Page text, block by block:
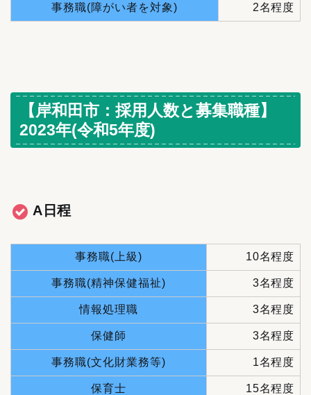
事務職(障がい者を対象) 2名程度
【岸和田市：採用人数と募集職種】
2023年(令和5年度)
A日程
事務職(上級) 10名程度
事務職(精神保健福祉) 3名程度
情報処理職 3名程度
保健師 3名程度
事務職(文化財業務等) 1名程度
保育士 15名程度